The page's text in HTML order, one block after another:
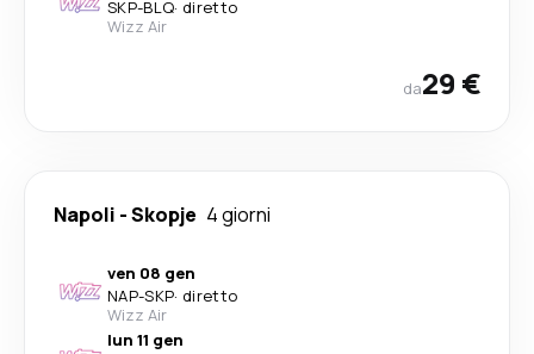
SKP-BLQ· diretto
Wizz Air
da29 €
Napoli -Skopje 4 giorni
ven 08 gen
NAP-SKP· diretto
Wizz Air
lun 11 gen